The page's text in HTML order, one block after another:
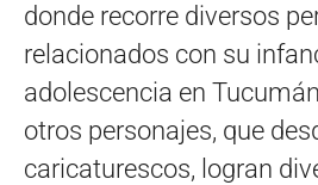
donde recorre diversos
relacionados con su
adolescencia en
otros personajes, que
caricaturescos, logran